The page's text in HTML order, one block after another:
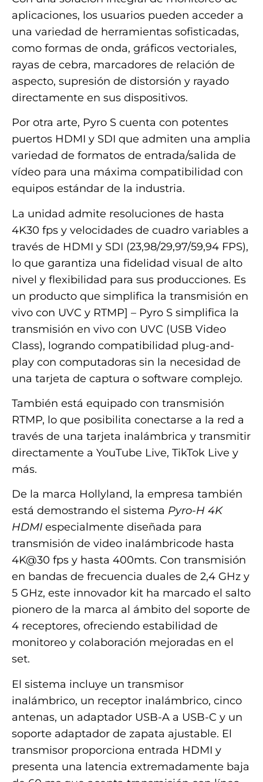
aplicaciones, los usuarios pueden acceder a
una variedad de herramientas sofisticadas,
como formas de onda, gráficos vectoriales,
rayas de cebra, marcadores de relación de
aspecto, supresión de distorsión y rayado
directamente en sus dispositivos.
Por otra arte, Pyro S cuenta con potentes
puertos HDMI y SDI que admiten una amplia
variedad de formatos de entrada/salida de
vídeo para una máxima compatibilidad con
equipos estándar de la industria.
La unidad admite resoluciones de hasta
4K30 fps y velocidades de cuadro variables a
través de HDMI y SDI (23,98/29,97/59,94 FPS),
lo que garantiza una fidelidad visual de alto
nivel y flexibilidad para sus producciones. Es
un producto que simplifica la transmisión en
vivo con UVC y RTMP] – Pyro S simplifica la
transmisión en vivo con UVC (USB Video
Class), logrando compatibilidad plug-and-
play con computadoras sin la necesidad de
una tarjeta de captura o software complejo.
También está equipado con transmisión
RTMP, lo que posibilita conectarse a la red a
través de una tarjeta inalámbrica y transmitir
directamente a YouTube Live, TikTok Live y
más.
De la marca Hollyland, la empresa también
está demostrando el sistema Pyro-H 4K
HDMI especialmente diseñada para
transmisión de video inalámbricode hasta
4K@30 fps y hasta 400mts. Con transmisión
en bandas de frecuencia duales de 2,4 GHz y
5 GHz, este innovador kit ha marcado el salto
pionero de la marca al ámbito del soporte de
4 receptores, ofreciendo estabilidad de
monitoreo y colaboración mejoradas en el
set.
El sistema incluye un transmisor
inalámbrico, un receptor inalámbrico, cinco
antenas, un adaptador USB-A a USB-C y un
soporte adaptador de zapata ajustable. El
transmisor proporciona entrada HDMI y
presenta una latencia extremadamente baja